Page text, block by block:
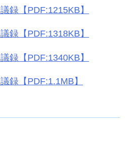
録【PDF:1215KB】
録【PDF:1318KB】
録【PDF:1340KB】
録【PDF:1.1MB】